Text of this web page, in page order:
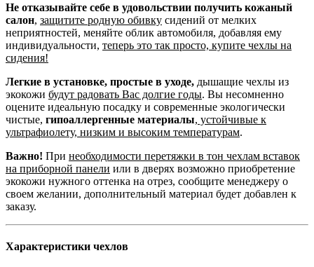
Не отказывайте себе в удовольствии получить кожаный
салон, защитите родную обивку сидений от мелких
неприятностей, меняйте облик автомобиля, добавляя ему
индивидуальности, теперь это так просто, купите чехлы на
сидения!
Легкие в установке, простые в уходе, дышащие чехлы из
экокожи будут радовать Вас долгие годы. Вы несомненно
оцените идеальную посадку и современные экологически
чистые, гипоаллергенные материалы, устойчивые к
ультрафиолету, низким и высоким температурам.
Важно! При необходимости перетяжки в тон чехлам вставок
на приборной панели или в дверях возможно приобретение
экокожи нужного оттенка на отрез, сообщите менеджеру о
своем желании, дополнительный материал будет добавлен к
заказу.
Характеристики чехлов